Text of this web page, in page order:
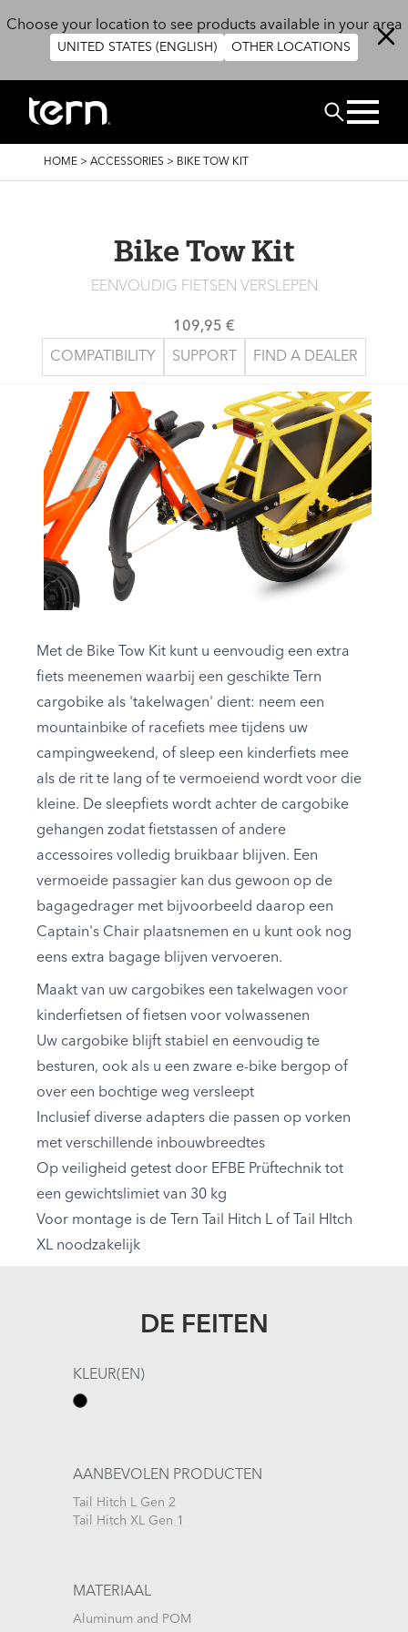
Choose your location to see products available in your area
UNITED STATES (ENGLISH) OTHER LOCATIONS
ZOEK
KRUIMELPAD
HOME > ACCESSORIES > BIKE TOW KIT
Bike Tow Kit
EENVOUDIG FIETSEN VERSLEPEN
109,95 €
COMPATIBILITY SUPPORT FIND A DEALER
Met de Bike Tow Kit kunt u eenvoudig een extra
fiets meenemen waarbij een geschikte Tern
cargobike als 'takelwagen' dient: neem een
mountainbike of racefiets mee tijdens uw
campingweekend, of sleep een kinderfiets mee
als de rit te lang of te vermoeiend wordt voor die
kleine. De sleepfiets wordt achter de cargobike
gehangen zodat fietstassen of andere
accessoires volledig bruikbaar blijven. Een
vermoeide passagier kan dus gewoon op de
bagagedrager met bijvoorbeeld daarop een
Captain's Chair plaatsnemen en u kunt ook nog
eens extra bagage blijven vervoeren.
Maakt van uw cargobikes een takelwagen voor
kinderfietsen of fietsen voor volwassenen
Uw cargobike blijft stabiel en eenvoudig te
besturen, ook als u een zware e-bike bergop of
over een bochtige weg versleept
Inclusief diverse adapters die passen op vorken
met verschillende inbouwbreedtes
Op veiligheid getest door EFBE Prüftechnik tot
een gewichtslimiet van 30 kg
Voor montage is de Tern Tail Hitch L of Tail HItch
XL noodzakelijk
DE FEITEN
KLEUR(EN)
AANBEVOLEN PRODUCTEN
Tail Hitch L Gen 2
Tail Hitch XL Gen 1
MATERIAAL
Aluminum and POM